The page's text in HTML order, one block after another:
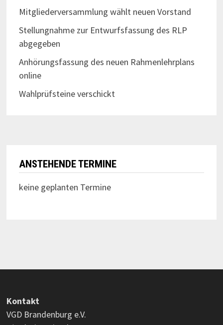
Mitgliederversammlung wählt neuen Vorstand
Stellungnahme zur Entwurfsfassung des RLP
abgegeben
Anhörungsfassung des neuen Rahmenlehrplans
online
Wahlprüfsteine verschickt
ANSTEHENDE TERMINE
keine geplanten Termine
Kontakt
VGD Brandenburg e.V.